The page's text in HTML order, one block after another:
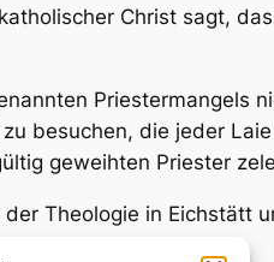
Christ sagt,
Priestermangels
besuchen, die jeder
geweihten Priester
Theologie in Eichstätt
eine Antwort.